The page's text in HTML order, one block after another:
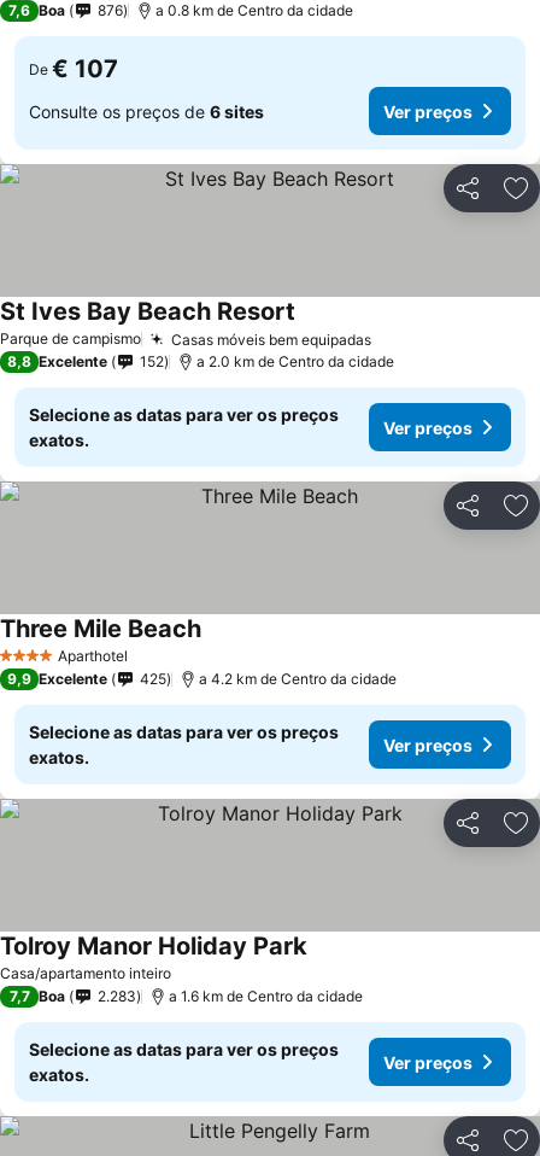
7,6 Boa 876 a 0.8 km de Centro da cidade
De € 107
Consulte os preços de 6 sites Ver preços
Partilhar
Parque de campismo Casas móveis bem equipadas
St Ives Bay Beach Resort
8,8 Excelente 152 a 2.0 km de Centro da cidade
Selecione as datas para ver os preços
exatos.
Ver preços
Partilhar
4 EstrelasAparthotel
Three Mile Beach
9,9 Excelente 425 a 4.2 km de Centro da cidade
Selecione as datas para ver os preços
exatos.
Ver preços
Partilhar
Casa/apartamento inteiro
Tolroy Manor Holiday Park
7,7 Boa 2.283 a 1.6 km de Centro da cidade
Selecione as datas para ver os preços
exatos.
Ver preços
Partilhar